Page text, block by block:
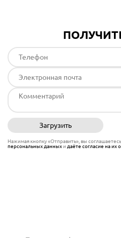
Загрузить
Нажимая кнопку «Отправить», вы
персональных данныхи даёте согласие на их